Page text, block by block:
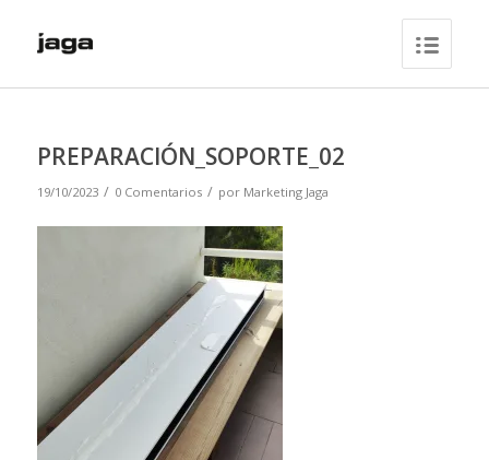
PREPARACIÓN_SOPORTE_02
19/10/2023 / 0 Comentarios / por Marketing Jaga